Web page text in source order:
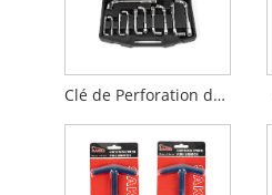
Clé de Perforation de type L 11 pièces